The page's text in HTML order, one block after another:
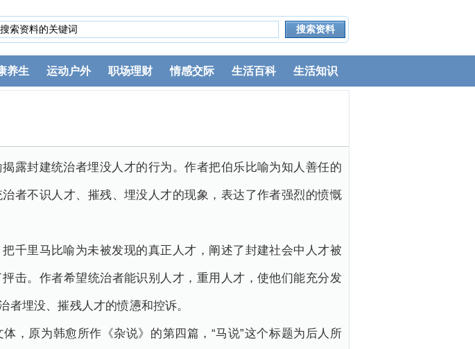
养生 运动户外 职场理财 情感交际 生活百科 生活知识
露封建统治者埋没人才的行为。作者把伯乐比喻为知人善任的
者不识人才、摧残、埋没人才的现象，表达了作者强烈的愤慨
千里马比喻为未被发现的真正人才，阐述了封建社会中人才被
击。作者希望统治者能识别人才，重用人才，使他们能充分发
埋没、摧残人才的愤懑和控诉。
，原为韩愈所作《杂说》的第四篇，“马说”这个标题为后人所